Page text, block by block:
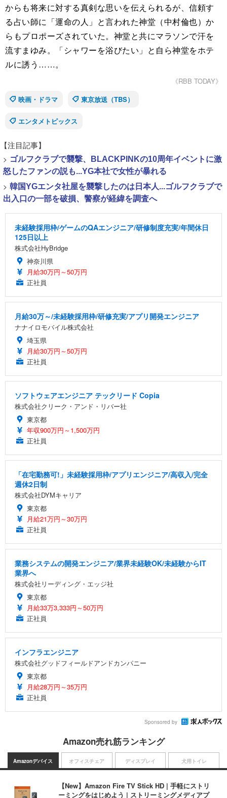
からも将来に対する真剣な思いを伝えられるが、信頼す
る占い師に「運命の人」と言われた神堂（中村倫也）か
らもプロポーズされていた。神堂と共にマラソンで汗を
流すまゆみ。「シャワーを浴びたい」と自ら神堂をホテ
ルに誘う……。
《RBB TODAY》
映画・ドラマ
東京放送（TBS）
エンタメトピックス
【注目記事】
> ゴルフクラブで襲撃、BLACKPINKの10周年イベントに激
怒したファンの説も...YG本社で女性が暴れる
> 韓国YGエンタ社屋を襲撃したのは日本人...ゴルフクラブで
出入口の一部を破損、警察が経緯を調査へ
未経験採用枠/ゲームのQAエンジニア/研修制度充実/年間休日
125日以上
株式会社HyBridge
神奈川県
月給30万円～50万円
正社員
月給30万～/未経験採用枠/研修充実/アプリ開発エンジニア
ナナイロモバイル株式会社
埼玉県
月給30万円～50万円
正社員
ソフトウェアエンジニア テックリード Copia
株式会社クリーク・アンド・リバー社
東京都
年収900万円～1,500万円
正社員
「在宅勤務可!」未経験採用枠/アプリエンジニア/高収入/完全
週休2日制
株式会社DYMキャリア
東京都
月給21万円～30万円
正社員
業務システムの開発エンジニア/業界未経験OK/未経験からIT
業界へ
株式会社リーディング・エッジ社
東京都
月給33万3,333円～50万円
正社員
インフラエンジニア
株式会社グッドフィールドアンドカンパニー
東京都
月給28万円～35万円
正社員
Sponsored by
Amazon売れ筋ランキング
Amazonデバイス
【New】Amazon Fire TV Stick HD | 手軽にストリ
ーミングをはじめよう | ストリーミングメディアプ
オフィスチェア ディスプレイ 犬用トイレ